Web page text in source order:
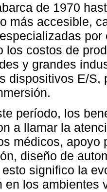
de 1970
más accesible,
los costos de
y grandes
dispositivos E/S,
período, los
a llamar la
médicos, apoyo
diseño de
significo la
en los ambientes